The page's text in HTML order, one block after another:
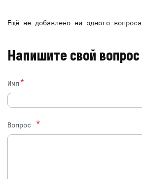
Ещё не добавлено ни одного вопроса
Напишите свой вопрос
Имя*
Вопрос *